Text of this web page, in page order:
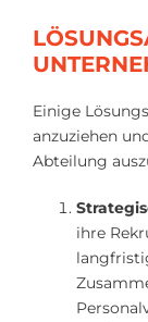
Einige
anzuziehen
Abteilung
ihre